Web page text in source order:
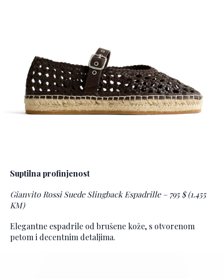
Suptilna profinjenost
Gianvito Rossi Suede Slingback Espadrille – 795 $ (1.455
KM)
Elegantne espadrile od brušene kože, s otvorenom
petom i decentnim detaljima.